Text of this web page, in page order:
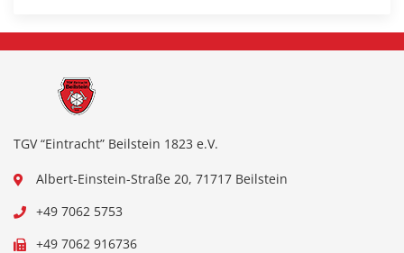
TGV “Eintracht” Beilstein 1823 e.V.
Albert-Einstein-Straße 20, 71717 Beilstein
+49 7062 5753
+49 7062 916736